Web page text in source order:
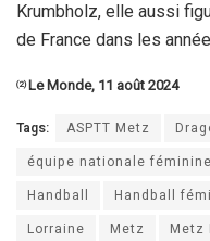
Krumbholz, elle aussi
de France dans les
(2) Le Monde, 11 août 2024
Tags: ASPTT Metz
équipe nationale féminine
Handball
Handball
Lorraine
Metz Metz